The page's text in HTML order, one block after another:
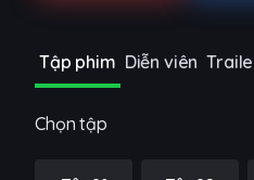
Tập phim Diễn viên
Chọn tập